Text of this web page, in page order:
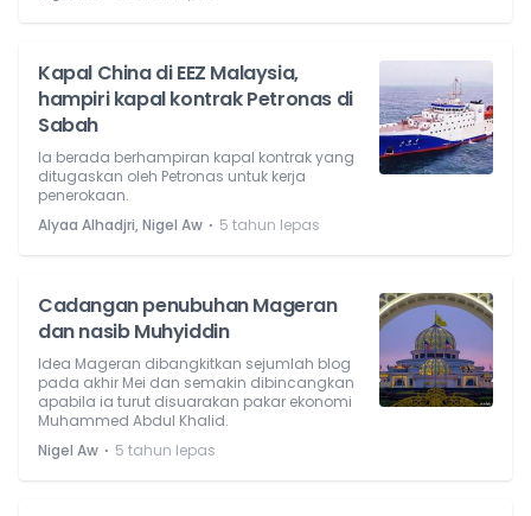
Kapal China di EEZ Malaysia,
hampiri kapal kontrak Petronas di
Sabah
Ia berada berhampiran kapal kontrak yang
ditugaskan oleh Petronas untuk kerja
penerokaan.
Alyaa Alhadjri, Nigel Aw ⋅ 5 tahun lepas
Cadangan penubuhan Mageran
dan nasib Muhyiddin
Idea Mageran dibangkitkan sejumlah blog
pada akhir Mei dan semakin dibincangkan
apabila ia turut disuarakan pakar ekonomi
Muhammed Abdul Khalid.
Nigel Aw ⋅ 5 tahun lepas